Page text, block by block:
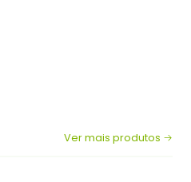
seu dia a dia.
Ver mais produtos